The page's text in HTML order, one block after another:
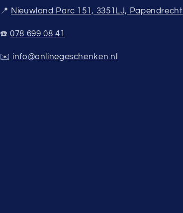
📍 Nieuwland Parc 151, 3351LJ, Papendrecht
☎️078 699 08 41
✉️ info@onlinegeschenken.nl